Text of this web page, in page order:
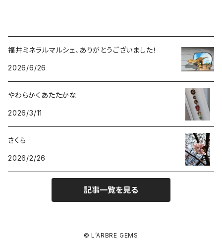
福井ミネラルマルシェ、ありがとうございました！
2026/6/26
やわらかくあたたかな
2026/3/11
さくら
2026/2/26
記事一覧を見る
© L’ARBRE GEMS